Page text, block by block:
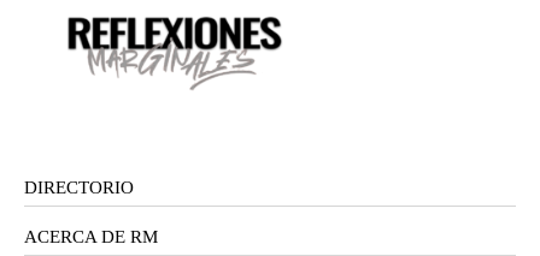
DIRECTORIO
ACERCA DE RM